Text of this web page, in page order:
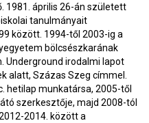
1981. április 26-án született
tanulmányait
között. 1994-től 2003-ig a
bölcsészkarának
Underground irodalmi lapot
alatt, Százas Szeg címmel.
hetilap munkatársa, 2005-től
szerkesztője, majd 2008-tól
2014. között a